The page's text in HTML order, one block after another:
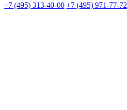
+7 (495) 313-40-00 +7 (495) 971-77-72